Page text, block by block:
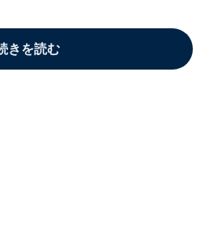
きを読む